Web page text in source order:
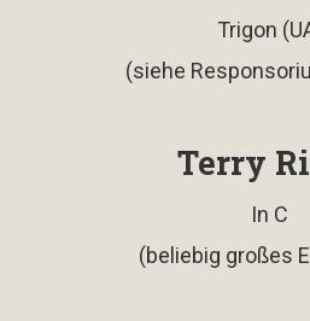
Trigon
(siehe
Terry
In C
(beliebig großes